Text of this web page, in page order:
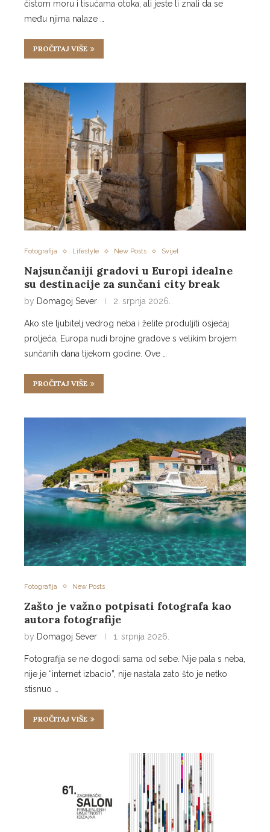
čistom moru i tisućama otoka, ali jeste li znali da se
među njima nalaze …
PROČITAJ VIŠE
Fotografija Lifestyle New Posts Svijet
Najsunčaniji gradovi u Europi idealne
su destinacije za sunčani city break
by Domagoj Sever 2. srpnja 2026.
Ako ste ljubitelj vedrog neba i želite produljiti osjećaj
proljeća, Europa nudi brojne gradove s velikim brojem
sunčanih dana tijekom godine. Ove …
PROČITAJ VIŠE
Fotografija New Posts
Zašto je važno potpisati fotografa kao
autora fotografije
by Domagoj Sever 1. srpnja 2026.
Fotografija se ne dogodi sama od sebe. Nije pala s neba,
nije je “internet izbacio”, nije nastala zato što je netko
stisnuo …
PROČITAJ VIŠE